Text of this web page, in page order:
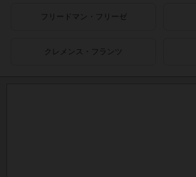
フリードマン・フリーゼ
クレメンス・フランツ